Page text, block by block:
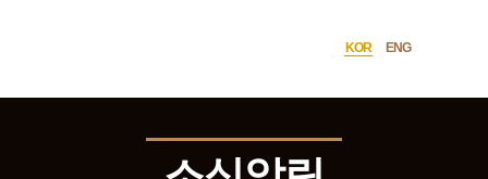
KOR ENG